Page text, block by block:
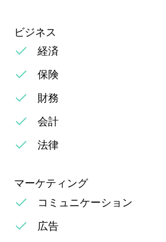
ビジネス
経済
保険
財務
会計
法律
マーケティング
コミュニケーション
広告